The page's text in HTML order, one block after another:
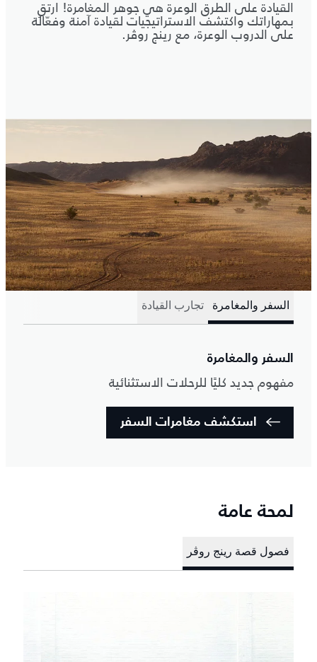
القيادة على الطرق الوعرة هي جوهر المغامرة! ارتقِ
بمهاراتك واكتشف الاستراتيجيات لقيادة آمنة وفعّالة
على الدروب الوعرة، مع رينج روڤر.
السفر والمغامرة تجارب القيادة
السفر والمغامرة
مفهوم جديد كليًا للرحلات الاستثنائية
استكشف مغامرات السفر
لمحة عامة
فصول قصة رينج روڤر